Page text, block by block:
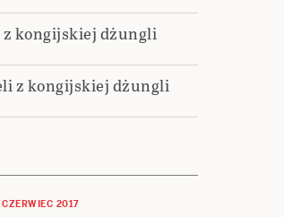
kongijskiej dżungli
z kongijskiej dżungli
CZERWIEC 2017